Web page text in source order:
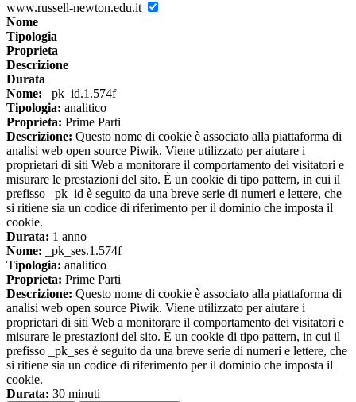
www.russell-newton.edu.it
Nome
Tipologia
Proprieta
Descrizione
Durata
Nome: _pk_id.1.574f
Tipologia: analitico
Proprieta: Prime Parti
Descrizione: Questo nome di cookie è associato alla piattaforma di
analisi web open source Piwik. Viene utilizzato per aiutare i
proprietari di siti Web a monitorare il comportamento dei visitatori e
misurare le prestazioni del sito. È un cookie di tipo pattern, in cui il
prefisso _pk_id è seguito da una breve serie di numeri e lettere, che
si ritiene sia un codice di riferimento per il dominio che imposta il
cookie.
Durata: 1 anno
Nome: _pk_ses.1.574f
Tipologia: analitico
Proprieta: Prime Parti
Descrizione: Questo nome di cookie è associato alla piattaforma di
analisi web open source Piwik. Viene utilizzato per aiutare i
proprietari di siti Web a monitorare il comportamento dei visitatori e
misurare le prestazioni del sito. È un cookie di tipo pattern, in cui il
prefisso _pk_ses è seguito da una breve serie di numeri e lettere, che
si ritiene sia un codice di riferimento per il dominio che imposta il
cookie.
Durata: 30 minuti